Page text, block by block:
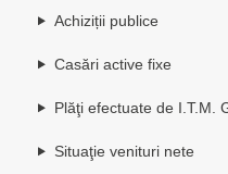
Achiziții publice
Casări active fixe
Plăţi efectuate de I.T.M.
Situaţie venituri nete